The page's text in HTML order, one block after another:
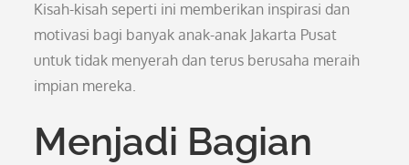
Kisah-kisah seperti ini memberikan inspirasi dan
motivasi bagi banyak anak-anak Jakarta Pusat
untuk tidak menyerah dan terus berusaha meraih
impian mereka.
Menjadi Bagian